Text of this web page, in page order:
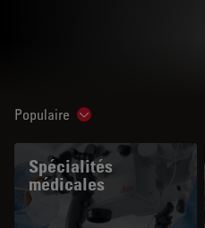
Populaire Show subnavigation
Spécialités
médicales